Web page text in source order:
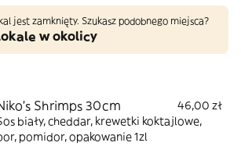
jest zamknięty. Szukasz podobnego miejsca?
w okolicy
Shrimps 30cm
46,00 zł
biały, cheddar, krewetki koktajlowe,
pomidor, opakowanie 1zl